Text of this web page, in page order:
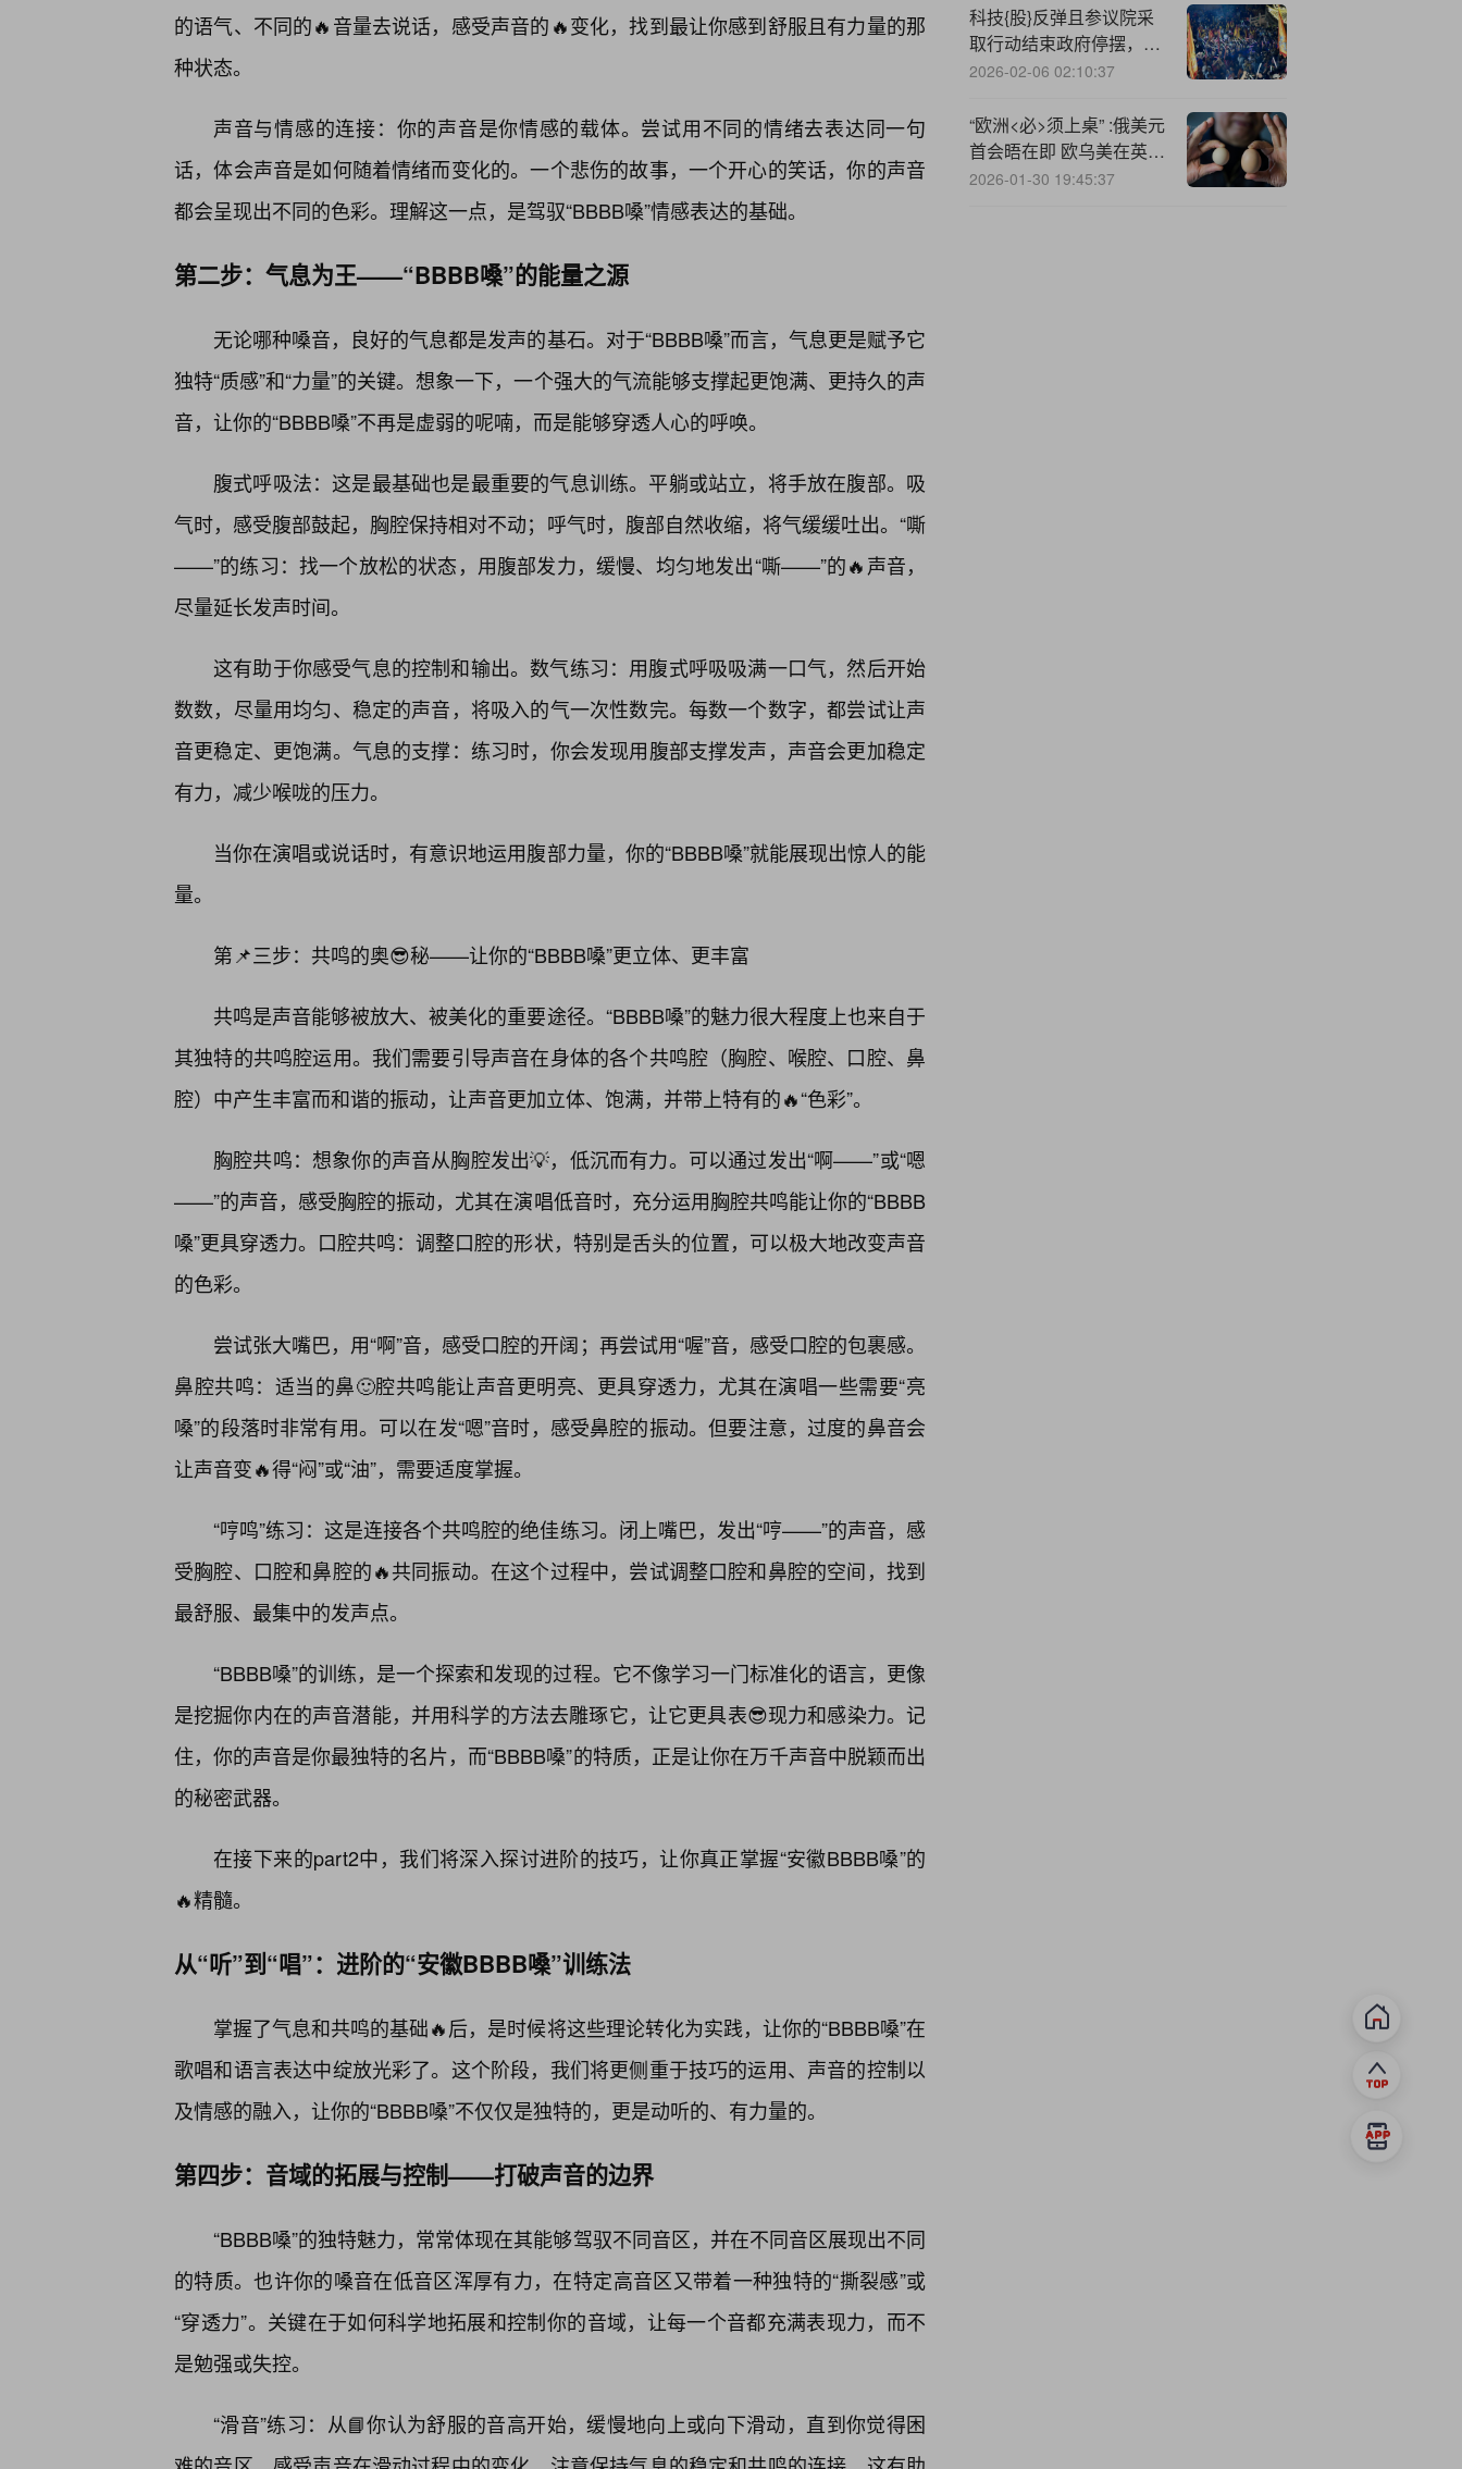
的语气、不同的🔥音量去说话，感受声音的🔥变化，找到最让你感到舒服且有力量的那
种状态。
声音与情感的连接：你的声音是你情感的载体。尝试用不同的情绪去表达同一句
话，体会声音是如何随着情绪而变化的。一个悲伤的故事，一个开心的笑话，你的声音
都会呈现出不同的色彩。理解这一点，是驾驭“BBBB嗓”情感表达的基础。
第二步：气息为王——“BBBB嗓”的能量之源
无论哪种嗓音，良好的气息都是发声的基石。对于“BBBB嗓”而言，气息更是赋予它
独特“质感”和“力量”的关键。想象一下，一个强大的气流能够支撑起更饱满、更持久的声
音，让你的“BBBB嗓”不再是虚弱的呢喃，而是能够穿透人心的呼唤。
腹式呼吸法：这是最基础也是最重要的气息训练。平躺或站立，将手放在腹部。吸
气时，感受腹部鼓起，胸腔保持相对不动；呼气时，腹部自然收缩，将气缓缓吐出。“嘶
——”的练习：找一个放松的状态，用腹部发力，缓慢、均匀地发出“嘶——”的🔥声音，
尽量延长发声时间。
这有助于你感受气息的控制和输出。数气练习：用腹式呼吸吸满一口气，然后开始
数数，尽量用均匀、稳定的声音，将吸入的气一次性数完。每数一个数字，都尝试让声
音更稳定、更饱满。气息的支撑：练习时，你会发现用腹部支撑发声，声音会更加稳定
有力，减少喉咙的压力。
当你在演唱或说话时，有意识地运用腹部力量，你的“BBBB嗓”就能展现出惊人的能
量。
第📌三步：共鸣的奥😎秘——让你的“BBBB嗓”更立体、更丰富
共鸣是声音能够被放大、被美化的重要途径。“BBBB嗓”的魅力很大程度上也来自于
其独特的共鸣腔运用。我们需要引导声音在身体的各个共鸣腔（胸腔、喉腔、口腔、鼻
腔）中产生丰富而和谐的振动，让声音更加立体、饱满，并带上特有的🔥“色彩”。
胸腔共鸣：想象你的声音从胸腔发出💡，低沉而有力。可以通过发出“啊——”或“嗯
——”的声音，感受胸腔的振动，尤其在演唱低音时，充分运用胸腔共鸣能让你的“BBBB
嗓”更具穿透力。口腔共鸣：调整口腔的形状，特别是舌头的位置，可以极大地改变声音
的色彩。
尝试张大嘴巴，用“啊”音，感受口腔的开阔；再尝试用“喔”音，感受口腔的包裹感。
鼻腔共鸣：适当的鼻🙂腔共鸣能让声音更明亮、更具穿透力，尤其在演唱一些需要“亮
嗓”的段落时非常有用。可以在发“嗯”音时，感受鼻腔的振动。但要注意，过度的鼻音会
让声音变🔥得“闷”或“油”，需要适度掌握。
“哼鸣”练习：这是连接各个共鸣腔的绝佳练习。闭上嘴巴，发出“哼——”的声音，感
受胸腔、口腔和鼻腔的🔥共同振动。在这个过程中，尝试调整口腔和鼻腔的空间，找到
最舒服、最集中的发声点。
“BBBB嗓”的训练，是一个探索和发现的过程。它不像学习一门标准化的语言，更像
是挖掘你内在的声音潜能，并用科学的方法去雕琢它，让它更具表😎现力和感染力。记
住，你的声音是你最独特的名片，而“BBBB嗓”的特质，正是让你在万千声音中脱颖而出
的秘密武器。
在接下来的part2中，我们将深入探讨进阶的技巧，让你真正掌握“安徽BBBB嗓”的
🔥精髓。
从“听”到“唱”：进阶的“安徽BBBB嗓”训练法
掌握了气息和共鸣的基础🔥后，是时候将这些理论转化为实践，让你的“BBBB嗓”在
歌唱和语言表达中绽放光彩了。这个阶段，我们将更侧重于技巧的运用、声音的控制以
及情感的融入，让你的“BBBB嗓”不仅仅是独特的，更是动听的、有力量的。
第四步：音域的拓展与控制——打破声音的边界
“BBBB嗓”的独特魅力，常常体现在其能够驾驭不同音区，并在不同音区展现出不同
的特质。也许你的嗓音在低音区浑厚有力，在特定高音区又带着一种独特的“撕裂感”或
“穿透力”。关键在于如何科学地拓展和控制你的音域，让每一个音都充满表现力，而不
是勉强或失控。
“滑音”练习：从📘你认为舒服的音高开始，缓慢地向上或向下滑动，直到你觉得困
科技{股}反弹且参议院采
取行动结束政府停摆，全
球股市上涨
2026-02-06 02:10:37
“欧洲<必>须上桌” :俄美元
首会晤在即 欧乌美在英国
协调立场
2026-01-30 19:45:37